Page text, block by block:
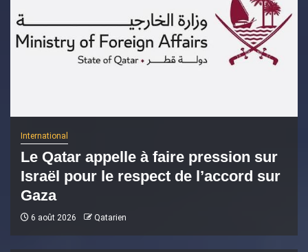
International
Le Qatar appelle à faire pression sur
Israël pour le respect de l’accord sur
Gaza
6 août 2026 Qatarien